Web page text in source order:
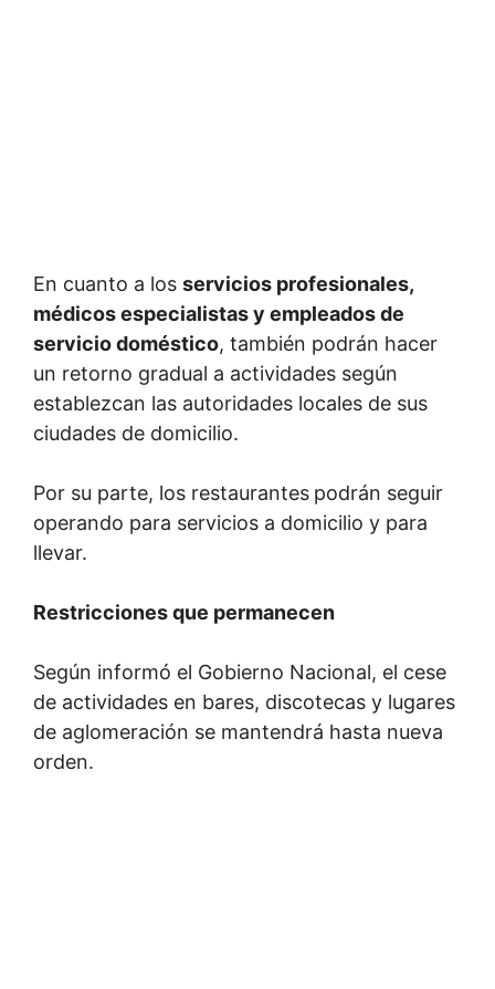
En cuanto a los servicios profesionales,
médicos especialistas y empleados de
servicio doméstico, también podrán hacer
un retorno gradual a actividades según
establezcan las autoridades locales de sus
ciudades de domicilio.
Por su parte, los restaurantes podrán seguir
operando para servicios a domicilio y para
llevar.
Restricciones que permanecen
Según informó el Gobierno Nacional, el cese
de actividades en bares, discotecas y lugares
de aglomeración se mantendrá hasta nueva
orden.